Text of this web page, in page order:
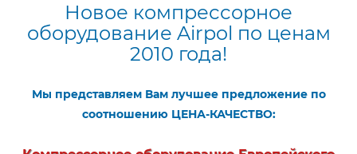
Новое компрессорное
оборудование Airpol по ценам
2010 года!
Мы представляем Вам лучшее предложение по
соотношению ЦЕНА-КАЧЕСТВО: